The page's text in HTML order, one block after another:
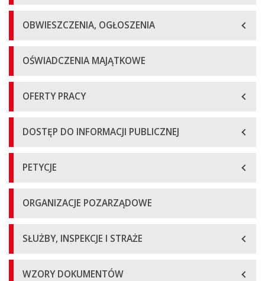
OBWIESZCZENIA, OGŁOSZENIA
OŚWIADCZENIA MAJĄTKOWE
OFERTY PRACY
DOSTĘP DO INFORMACJI PUBLICZNEJ
PETYCJE
ORGANIZACJE POZARZĄDOWE
SŁUŻBY, INSPEKCJE I STRAŻE
WZORY DOKUMENTÓW